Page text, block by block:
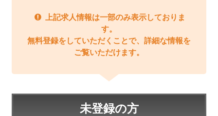
上記求人情報は一部のみ表示しておりま
す。
無料登録をしていただくことで、詳細な情報を
ご覧いただけます。
未登録の方